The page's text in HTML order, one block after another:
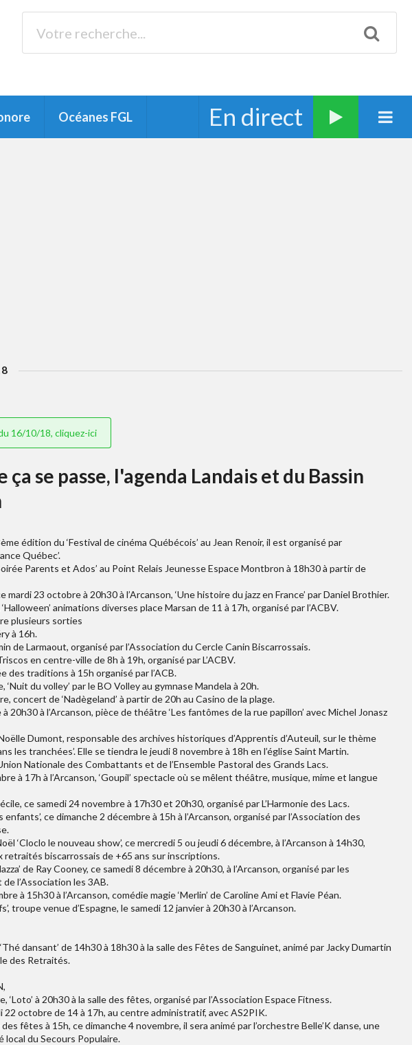
Océanes FGL En direct
16/10/18, cliquez-ici
ça se passe, l'agenda Landais et du Bassin
édition du ‘Festival de cinéma Québécois’ au Jean Renoir, il est organisé par
Québec’.
Parents et Ados’ au Point Relais Jeunesse Espace Montbron à 18h30 à partir de
23 octobre à 20h30 à l’Arcanson, ‘Une histoire du jazz en France’ par Daniel Brothier.
animations diverses place Marsan de 11 à 17h, organisé par l’ACBV.
plusieurs sorties
à 16h.
de Larmaout, organisé par l’Association du Cercle Canin Biscarrossais.
en centre-ville de 8h à 19h, organisé par L’ACBV.
des traditions à 15h organisé par l’ACB.
du volley’ par le BO Volley au gymnase Mandela à 20h.
concert de ‘Nadègeland’ à partir de 20h au Casino de la plage.
20h30 à l’Arcanson, pièce de théâtre ‘Les fantômes de la rue papillon’ avec Michel Jonasz
Dumont, responsable des archives historiques d’Apprentis d’Auteuil, sur le thème
les tranchées’. Elle se tiendra le jeudi 8 novembre à 18h en l’église Saint Martin.
Nationale des Combattants et de l’Ensemble Pastoral des Grands Lacs.
à 17h à l’Arcanson, ‘Goupil’ spectacle où se mêlent théâtre, musique, mime et langue
ce samedi 24 novembre à 17h30 et 20h30, organisé par L’Harmonie des Lacs.
ce dimanche 2 décembre à 15h à l’Arcanson, organisé par l’Association des
‘Cloclo le nouveau show’, ce mercredi 5 ou jeudi 6 décembre, à l’Arcanson à 14h30,
biscarrossais de +65 ans sur inscriptions.
de Ray Cooney, ce samedi 8 décembre à 20h30, à l’Arcanson, organisé par les
l’Association les 3AB.
à 15h30 à l’Arcanson, comédie magie ‘Merlin’ de Caroline Ami et Flavie Péan.
troupe venue d’Espagne, le samedi 12 janvier à 20h30 à l’Arcanson.
dansant’ de 14h30 à 18h30 à la salle des Fêtes de Sanguinet, animé par Jacky Dumartin
des Retraités.
‘Loto’ à 20h30 à la salle des fêtes, organisé par l’Association Espace Fitness.
22 octobre de 14 à 17h, au centre administratif, avec AS2PIK.
des fêtes à 15h, ce dimanche 4 novembre, il sera animé par l’orchestre Belle’K danse, une
local du Secours Populaire.